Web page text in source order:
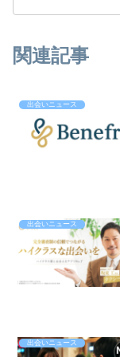
関連記事
出会いニュース
出会いニュース
出会いニュース